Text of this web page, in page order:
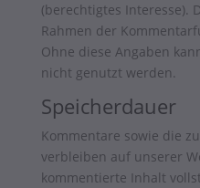
(berechtigtes Interesse).
Rahmen der
Ohne diese Angaben
nicht genutzt werden.
Speicherdauer
Kommentare sowie die
verbleiben auf unserer
kommentierte Inhalt